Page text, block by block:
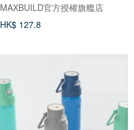
MAXBUILD官方授權旗艦店
HK$ 127.8